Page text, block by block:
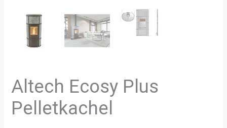
Altech Ecosy Plus
Pelletkachel